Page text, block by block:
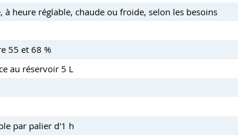
heure réglable, chaude ou froide, selon les besoins
55 et 68 %
au réservoir 5 L
par palier d'1 h